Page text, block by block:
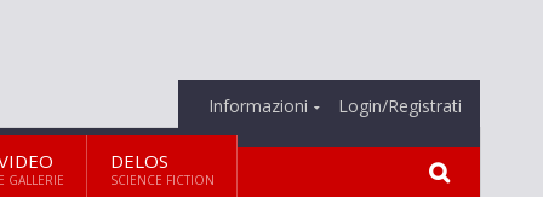
Informazioni Login/Registrati
E GALLERIE
DELOS
SCIENCE FICTION